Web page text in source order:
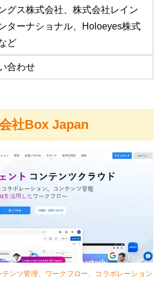
グス株式会社、株式会社レイン
ターナショナル、Holoeyes株式
ど
合わせ
社Box Japan
ンツ管理、ワークフロー、コラボレーション